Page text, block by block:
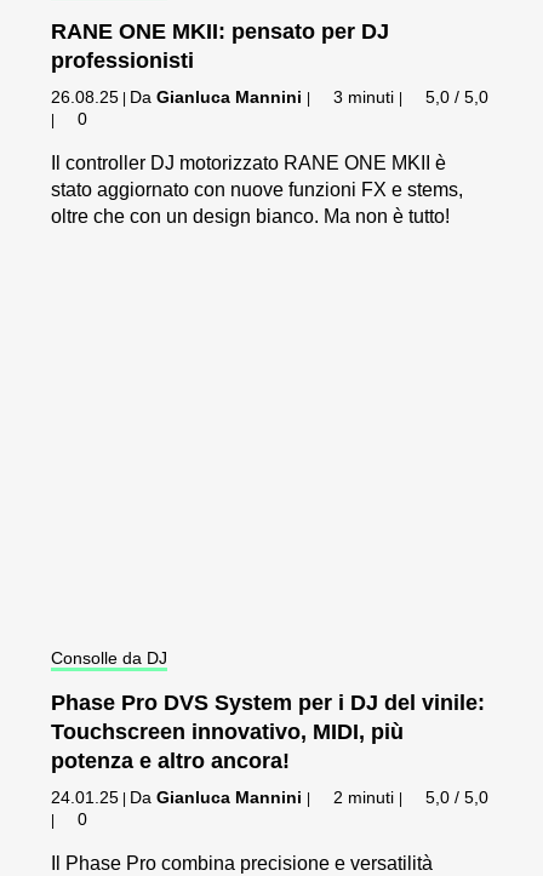
RANE ONE MKII: pensato per DJ
professionisti
26.08.25 | DaGianluca Mannini | 3 minuti | 5,0 / 5,0
| 0
Il controller DJ motorizzato RANE ONE MKII è
stato aggiornato con nuove funzioni FX e stems,
oltre che con un design bianco. Ma non è tutto!
Consolle da DJ
Phase Pro DVS System per i DJ del vinile:
Touchscreen innovativo, MIDI, più
potenza e altro ancora!
24.01.25 | DaGianluca Mannini | 2 minuti | 5,0 / 5,0
| 0
Il Phase Pro combina precisione e versatilità